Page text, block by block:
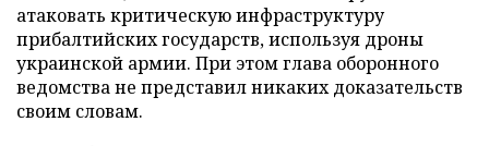
атаковать критическую инфраструктуру
прибалтийских государств, используя дроны
украинской армии. При этом глава оборонного
ведомства не представил никаких доказательств
своим словам.